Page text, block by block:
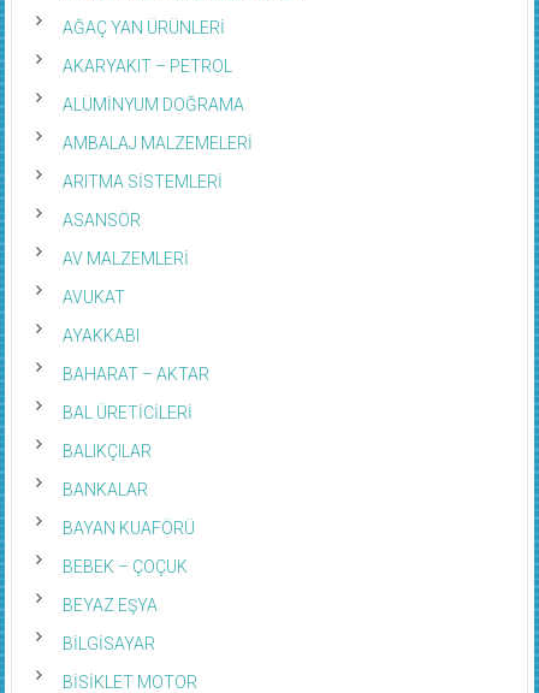
AĞAÇ YAN ÜRÜNLERİ
AKARYAKIT – PETROL
ALÜMİNYUM DOĞRAMA
AMBALAJ MALZEMELERİ
ARITMA SİSTEMLERİ
ASANSÖR
AV MALZEMLERİ
AVUKAT
AYAKKABI
BAHARAT – AKTAR
BAL ÜRETİCİLERİ
BALIKÇILAR
BANKALAR
BAYAN KUAFÖRÜ
BEBEK – ÇOÇUK
BEYAZ EŞYA
BİLGİSAYAR
BİSİKLET MOTOR